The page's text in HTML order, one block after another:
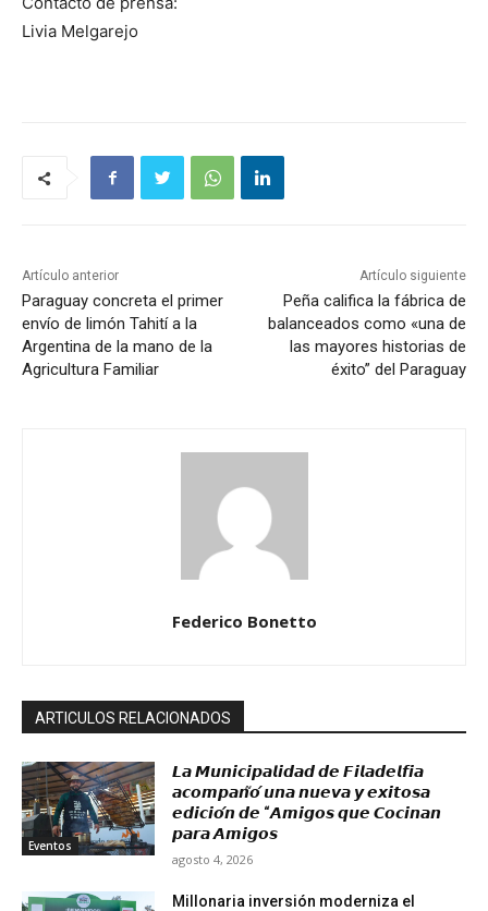
Livia Melgarejo
Artículo anterior
Paraguay concreta el primer
envío de limón Tahití a la
Argentina de la mano de la
Agricultura Familiar
Artículo siguiente
Peña califica la fábrica de
balanceados como «una de
las mayores historias de
éxito” del Paraguay
Federico Bonetto
ARTICULOS RELACIONADOS
Eventos
𝙇𝙖 𝙈𝙪𝙣𝙞𝙘𝙞𝙥𝙖𝙡𝙞𝙙𝙖𝙙 𝙙𝙚 𝙁𝙞𝙡𝙖𝙙𝙚𝙡𝙛𝙞𝙖
𝙖𝙘𝙤𝙢𝙥𝙖𝙣̃𝙤́ 𝙪𝙣𝙖 𝙣𝙪𝙚𝙫𝙖 𝙮 𝙚𝙭𝙞𝙩𝙤𝙨𝙖
𝙚𝙙𝙞𝙘𝙞𝙤́𝙣 𝙙𝙚 “𝘼𝙢𝙞𝙜𝙤𝙨 𝙦𝙪𝙚 𝘾𝙤𝙘𝙞𝙣𝙖𝙣
𝙥𝙖𝙧𝙖 𝘼𝙢𝙞𝙜𝙤𝙨
agosto 4, 2026
Millonaria inversión moderniza el